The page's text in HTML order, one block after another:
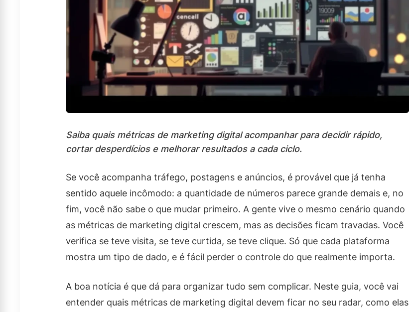
Saiba quais métricas de marketing digital acompanhar para decidir rápido,
cortar desperdícios e melhorar resultados a cada ciclo.
Se você acompanha tráfego, postagens e anúncios, é provável que já tenha
sentido aquele incômodo: a quantidade de números parece grande demais e, no
fim, você não sabe o que mudar primeiro. A gente vive o mesmo cenário quando
as métricas de marketing digital crescem, mas as decisões ficam travadas. Você
verifica se teve visita, se teve curtida, se teve clique. Só que cada plataforma
mostra um tipo de dado, e é fácil perder o controle do que realmente importa.
A boa notícia é que dá para organizar tudo sem complicar. Neste guia, você vai
entender quais métricas de marketing digital devem ficar no seu radar, como elas